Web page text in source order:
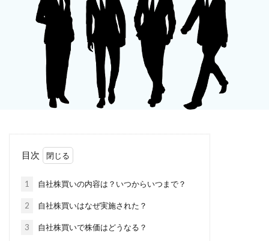
目次
1 自社株買いの内容は？いつからいつまで？
2 自社株買いはなぜ実施された？
3 自社株買いで株価はどうなる？